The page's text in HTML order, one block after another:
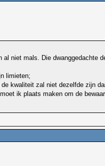
al niet mals. Die dwanggedachte
limieten;
kwaliteit zal niet dezelfde zijn
ik plaats maken om de